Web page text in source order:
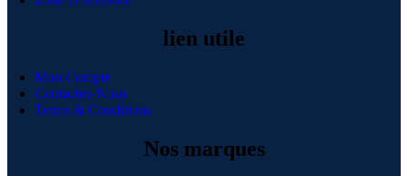
lien utile
Mon Compte
Contactez-Nous
Terms & Conditions
Nos marques